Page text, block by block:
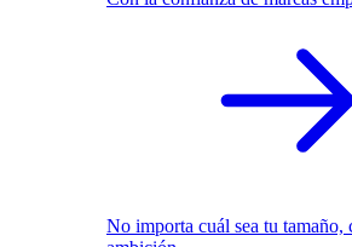
No importa cuál sea tu tamaño,